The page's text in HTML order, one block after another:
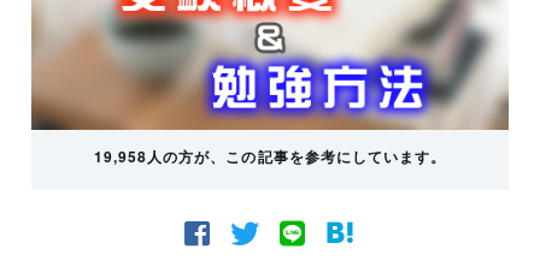
19,958人の方が、この記事を参考にしています。